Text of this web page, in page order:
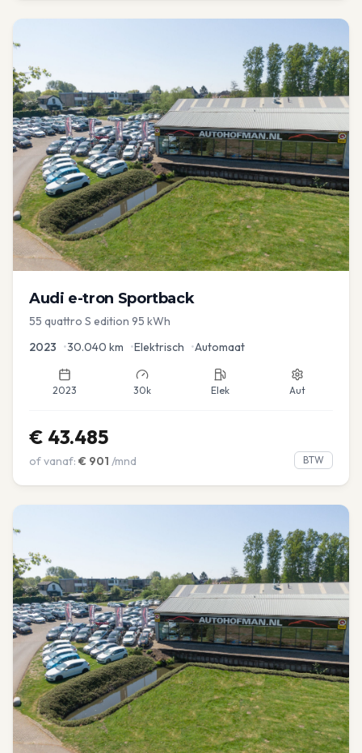
Audi e-tron Sportback
55 quattro S edition 95 kWh
2023 •30.040 km •Elektrisch •Automaat
2023 30k Elek Aut
€ 43.485
of vanaf: € 901 /mnd BTW